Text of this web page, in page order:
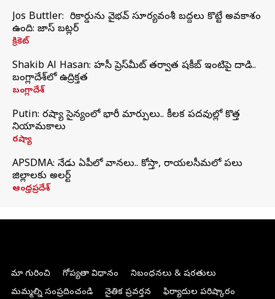
Jos Buttler: నా రికార్డును వైభవ్ సూర్యవంశీ బద్దలు కొట్టే అవకాశం
ఉంది: జాస్ బట్లర్
క్రికెట్
Shakib Al Hasan: హసీనా ప్రెస్‌మీట్‌ తర్వాత షకీబ్‌ ఇంటిపై దాడి..
బంగ్లాదేశ్‌లో ఉద్రిక్తత
బంగ్లాదేశ్
Putin: రష్యా సైన్యంలో భారీ మార్పులు.. కీలక పదవుల్లో కొత్త
నియామకాలు
రష్యా
APSDMA: నేడు ఏపీలో వానలు.. కోస్తా, రాయలసీమలో పలు
జిల్లాలకు అలర్ట్
ఆంధ్రప్రదేశ్
మా గురించి గోప్యతా విధానం
నిబంధనలు & షరతులు
మమ్మల్ని సంప్రదించండి
నైతిక ప్రవర్తన
ఫిర్యాదుల పరిష్కారం